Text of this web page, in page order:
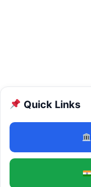
Quick Links